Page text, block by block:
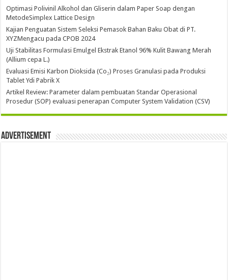
Optimasi Polivinil Alkohol dan Gliserin dalam Paper Soap dengan
MetodeSimplex Lattice Design
Kajian Penguatan Sistem Seleksi Pemasok Bahan Baku Obat di PT.
XYZMengacu pada CPOB 2024
Uji Stabilitas Formulasi Emulgel Ekstrak Etanol 96% Kulit Bawang Merah
(Allium cepa L.)
Evaluasi Emisi Karbon Dioksida (Co₂) Proses Granulasi pada Produksi
Tablet Ydi Pabrik X
Artikel Review: Parameter dalam pembuatan Standar Operasional
Prosedur (SOP) evaluasi penerapan Computer System Validation (CSV)
Advertisement